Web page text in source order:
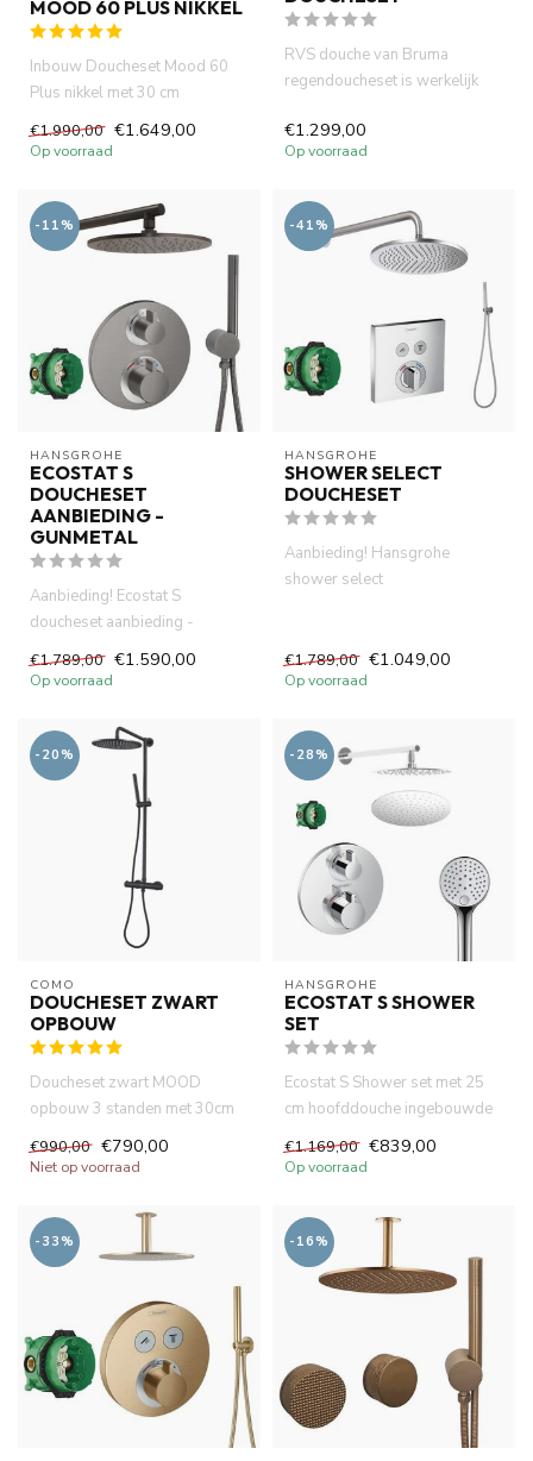
MOOD 60 PLUS NIKKEL
Inbouw Doucheset Mood 60
Plus nikkel met 30 cm
hoofddouche, geborsteld PVD
met i...
€1.990,00 €1.649,00
Op voorraad
RVS douche van Bruma
regendoucheset is werkelijk
ma...
€1.299,00
Op voorraad
-11%
HANSGROHE
ECOSTAT S
DOUCHESET
AANBIEDING -
GUNMETAL
Aanbieding! Ecostat S
doucheset aanbieding -
gunmetal. Thermostatisch
inbouwdeel ...
€1.789,00 €1.590,00
Op voorraad
-41%
HANSGROHE
SHOWER SELECT
DOUCHESET
Aanbieding! Hansgrohe
shower select
af...
€1.789,00 €1.049,00
Op voorraad
-20%
COMO
DOUCHESET ZWART
OPBOUW
Doucheset zwart MOOD
opbouw 3 standen met 30cm
hoofddouche. Thermostatische
douc...
€990,00 €790,00
Niet op voorraad
-28%
HANSGROHE
ECOSTAT S SHOWER
SET
Ecostat S Shower set met 25
cm hoofddouche ingebouwde
thermostatische douchemeng...
€1.169,00 €839,00
Op voorraad
-33% -16%